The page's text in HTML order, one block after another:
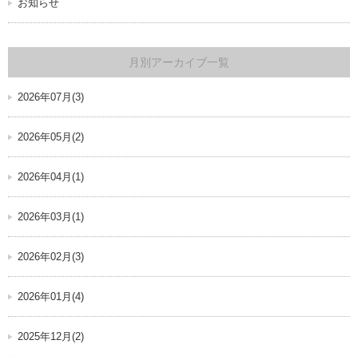
お知らせ
月別アーカイブ一覧
2026年07月(3)
2026年05月(2)
2026年04月(1)
2026年03月(1)
2026年02月(3)
2026年01月(4)
2025年12月(2)